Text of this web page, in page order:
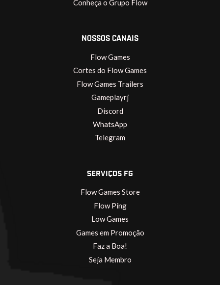
Conheça o Grupo Flow
NOSSOS CANAIS
Flow Games
Cortes do Flow Games
Flow Games Trailers
Gameplayrj
Discord
WhatsApp
Telegram
SERVIÇOS FG
Flow Games Store
Flow Ping
Low Games
Games em Promoção
Faz a Boa!
Seja Membro